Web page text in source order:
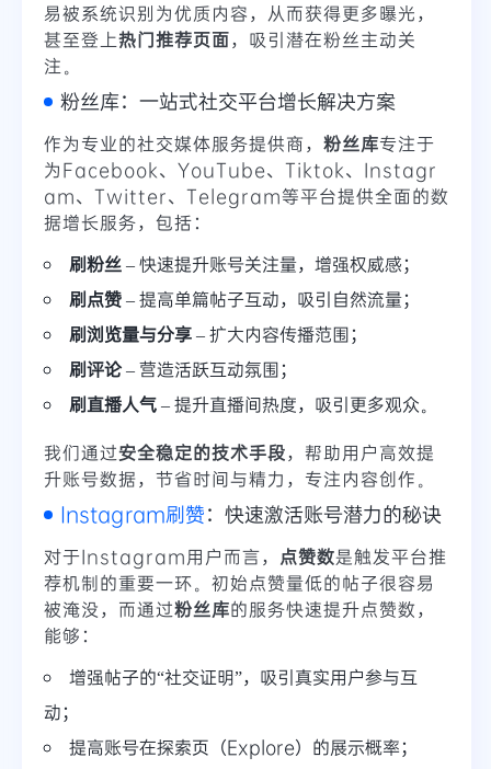
易被系统识别为优质内容，从而获得更多曝光，
甚至登上热门推荐页面，吸引潜在粉丝主动关
注。
粉丝库：一站式社交平台增长解决方案
作为专业的社交媒体服务提供商， 粉丝库专注于
为Facebook、YouTube、Tiktok、Instagr
am、Twitter、Telegram等平台提供全面的数
据增长服务，包括：
刷粉丝– 快速提升账号关注量，增强权威感；
刷点赞– 提高单篇帖子互动，吸引自然流量；
刷浏览量与分享– 扩大内容传播范围；
刷评论– 营造活跃互动氛围；
刷直播人气– 提升直播间热度，吸引更多观众。
我们通过安全稳定的技术手段，帮助用户高效提
升账号数据，节省时间与精力，专注内容创作。
Instagram刷赞：快速激活账号潜力的秘诀
对于Instagram用户而言， 点赞数是触发平台推
荐机制的重要一环。初始点赞量低的帖子很容易
被淹没，而通过粉丝库的服务快速提升点赞数，
能够：
增强帖子的“社交证明”，吸引真实用户参与互
动；
提高账号在探索页（Explore）的展示概率；